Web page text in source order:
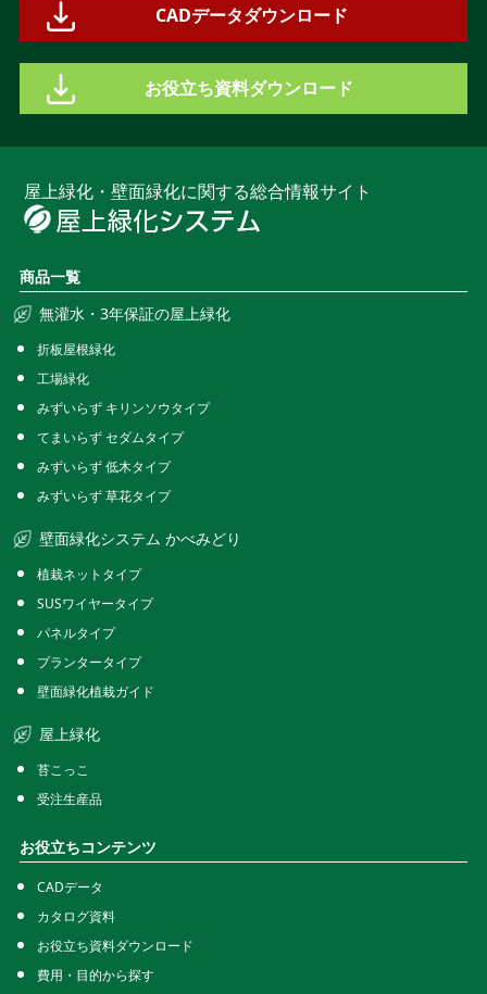
CADデータダウンロード
お役立ち資料ダウンロード
屋上緑化・壁面緑化に関する総合情報サイト
商品一覧
無灌水・3年保証の屋上緑化
折板屋根緑化
工場緑化
みずいらず キリンソウタイプ
てまいらず セダムタイプ
みずいらず 低木タイプ
みずいらず 草花タイプ
壁面緑化システム かべみどり
植栽ネットタイプ
SUSワイヤータイプ
パネルタイプ
プランタータイプ
壁面緑化植栽ガイド
屋上緑化
苔こっこ
受注生産品
お役立ちコンテンツ
CADデータ
カタログ資料
お役立ち資料ダウンロード
費用・目的から探す